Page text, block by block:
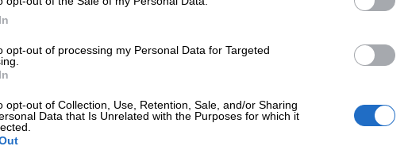
opt-out of processing my Personal Data for Targeted
opt-out of Collection, Use, Retention, Sale, and/or Sharing
Data that Is Unrelated with the Purposes for which it
ροή